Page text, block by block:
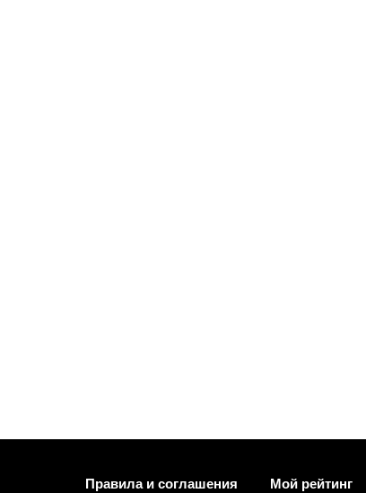
Правила и соглашения Мой рейтинг